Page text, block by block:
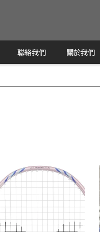
聯絡我們 關於我們